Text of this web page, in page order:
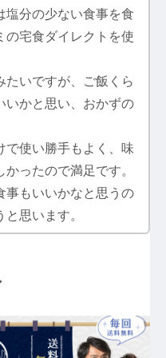
塩分の少ない食事を食
の宅食ダイレクトを使
たいですが、ご飯くら
いかと思い、おかずの
で使い勝手もよく、味
ったので満足です。
事もいいかなと思うの
思います。